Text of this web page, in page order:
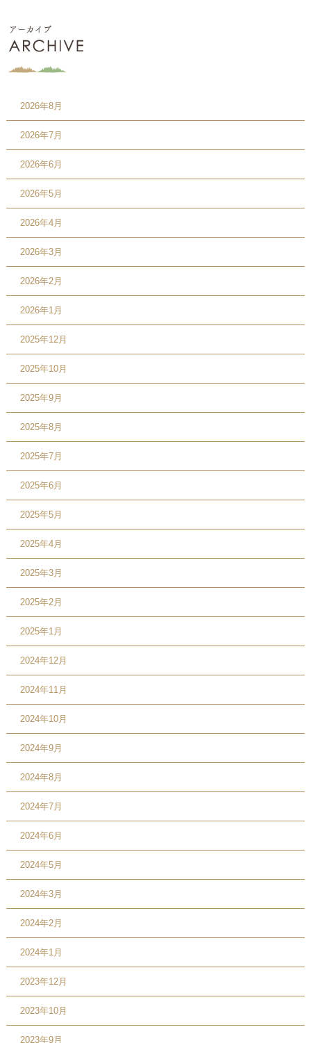
2026年8月
2026年7月
2026年6月
2026年5月
2026年4月
2026年3月
2026年2月
2026年1月
2025年12月
2025年10月
2025年9月
2025年8月
2025年7月
2025年6月
2025年5月
2025年4月
2025年3月
2025年2月
2025年1月
2024年12月
2024年11月
2024年10月
2024年9月
2024年8月
2024年7月
2024年6月
2024年5月
2024年3月
2024年2月
2024年1月
2023年12月
2023年10月
2023年9月